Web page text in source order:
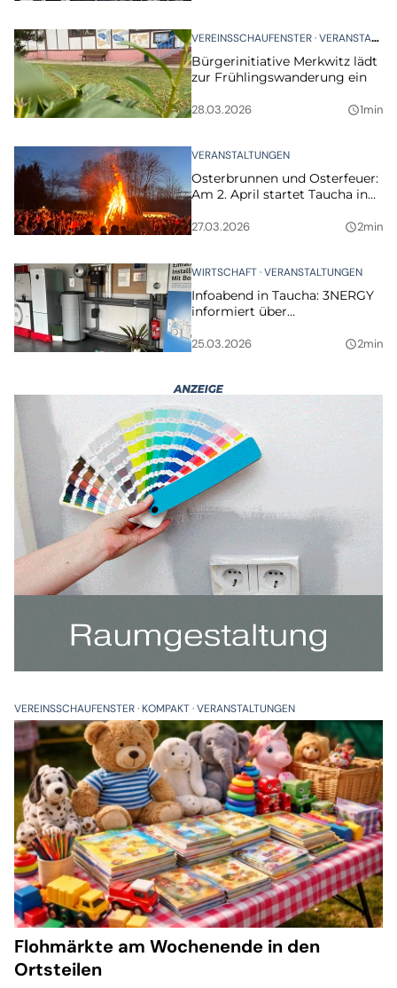
VEREINSSCHAUFENSTER VERANSTALTUNGEN
Bürgerinitiative Merkwitz lädt
zur Frühlingswanderung ein
28.03.2026 query_builder1min
VERANSTALTUNGEN
Osterbrunnen und Osterfeuer:
Am 2. April startet Taucha in
27.03.2026 query_builder2min
WIRTSCHAFT VERANSTALTUNGEN
Infoabend in Taucha: 3NERGY
informiert über
Fördermöglichkeiten
25.03.2026 query_builder2min
VEREINSSCHAUFENSTER KOMPAKT VERANSTALTUNGEN
Flohmärkte am Wochenende in den
Ortsteilen